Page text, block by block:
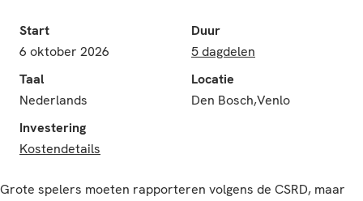
Start
6 oktober 2026
Duur
5 dagdelen
Taal
Nederlands
Locatie
Den Bosch,Venlo
Investering
Kostendetails
Grote spelers moeten rapporteren volgens de CSRD, maar